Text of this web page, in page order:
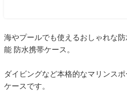
海やプールでも使えるおしゃれな
能 防水携帯ケース。
ダイビングなど本格的なマリンス
ケースです。